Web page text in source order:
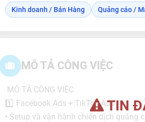
Kinh doanh / Bán Hàng Quảng cáo /
TIN
MÔ TẢ CÔNG VIỆC
MÔ TẢ CÔNG VIỆC
1️⃣ Facebook Ads + TikTok Ads
• Setup và vận hành chiến dịch quảng